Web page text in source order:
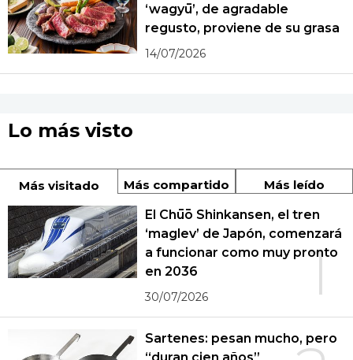
‘wagyū’, de agradable
regusto, proviene de su grasa
14/07/2026
Lo más visto
Más visitado Más compartido Más leído
1
El Chūō Shinkansen, el tren
‘maglev’ de Japón, comenzará
a funcionar como muy pronto
en 2036
30/07/2026
Sartenes: pesan mucho, pero
“duran cien años”